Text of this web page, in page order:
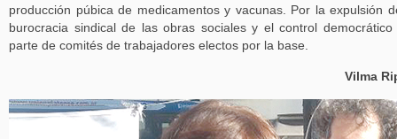
producción púbica de medicamentos y vacunas. Por la expulsión
burocracia sindical de las obras sociales y el control democrático
parte de comités de trabajadores electos por la base.
Vilma